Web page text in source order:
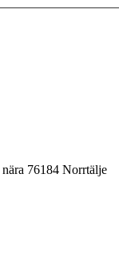
nära 76184 Norrtälje